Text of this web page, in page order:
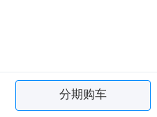
分期购车